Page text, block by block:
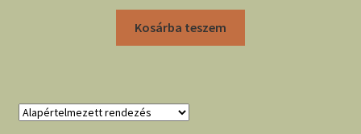
Kosárba teszem